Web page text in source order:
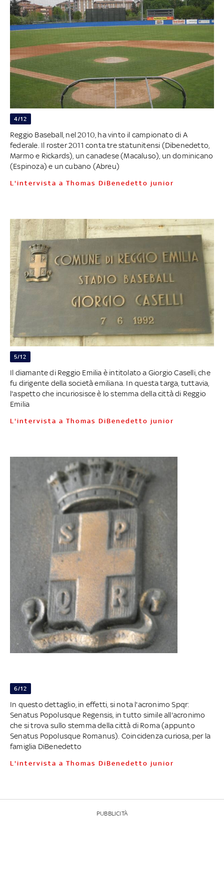
4/12
Reggio Baseball, nel 2010, ha vinto il campionato di A
federale. Il roster 2011 conta tre statunitensi (Dibenedetto,
Marmo e Rickards), un canadese (Macaluso), un dominicano
(Espinoza) e un cubano (Abreu)
L'intervista a Thomas DiBenedetto junior
5/12
Il diamante di Reggio Emilia è intitolato a Giorgio Caselli, che
fu dirigente della società emiliana. In questa targa, tuttavia,
l'aspetto che incuriosisce è lo stemma della città di Reggio
Emilia
L'intervista a Thomas DiBenedetto junior
6/12
In questo dettaglio, in effetti, si nota l'acronimo Spqr:
Senatus Popolusque Regensis, in tutto simile all'acronimo
che si trova sullo stemma della città di Roma (appunto
Senatus Popolusque Romanus). Coincidenza curiosa, per la
famiglia DiBenedetto
L'intervista a Thomas DiBenedetto junior
PUBBLICITÀ